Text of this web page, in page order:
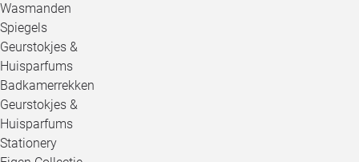
Wasmanden
Spiegels
Geurstokjes &
Huisparfums
Badkamerrekken
Geurstokjes &
Huisparfums
Stationery